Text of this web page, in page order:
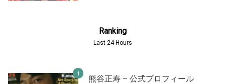
Ranking
Last 24 Hours
熊谷正寿 – 公式プロフィール